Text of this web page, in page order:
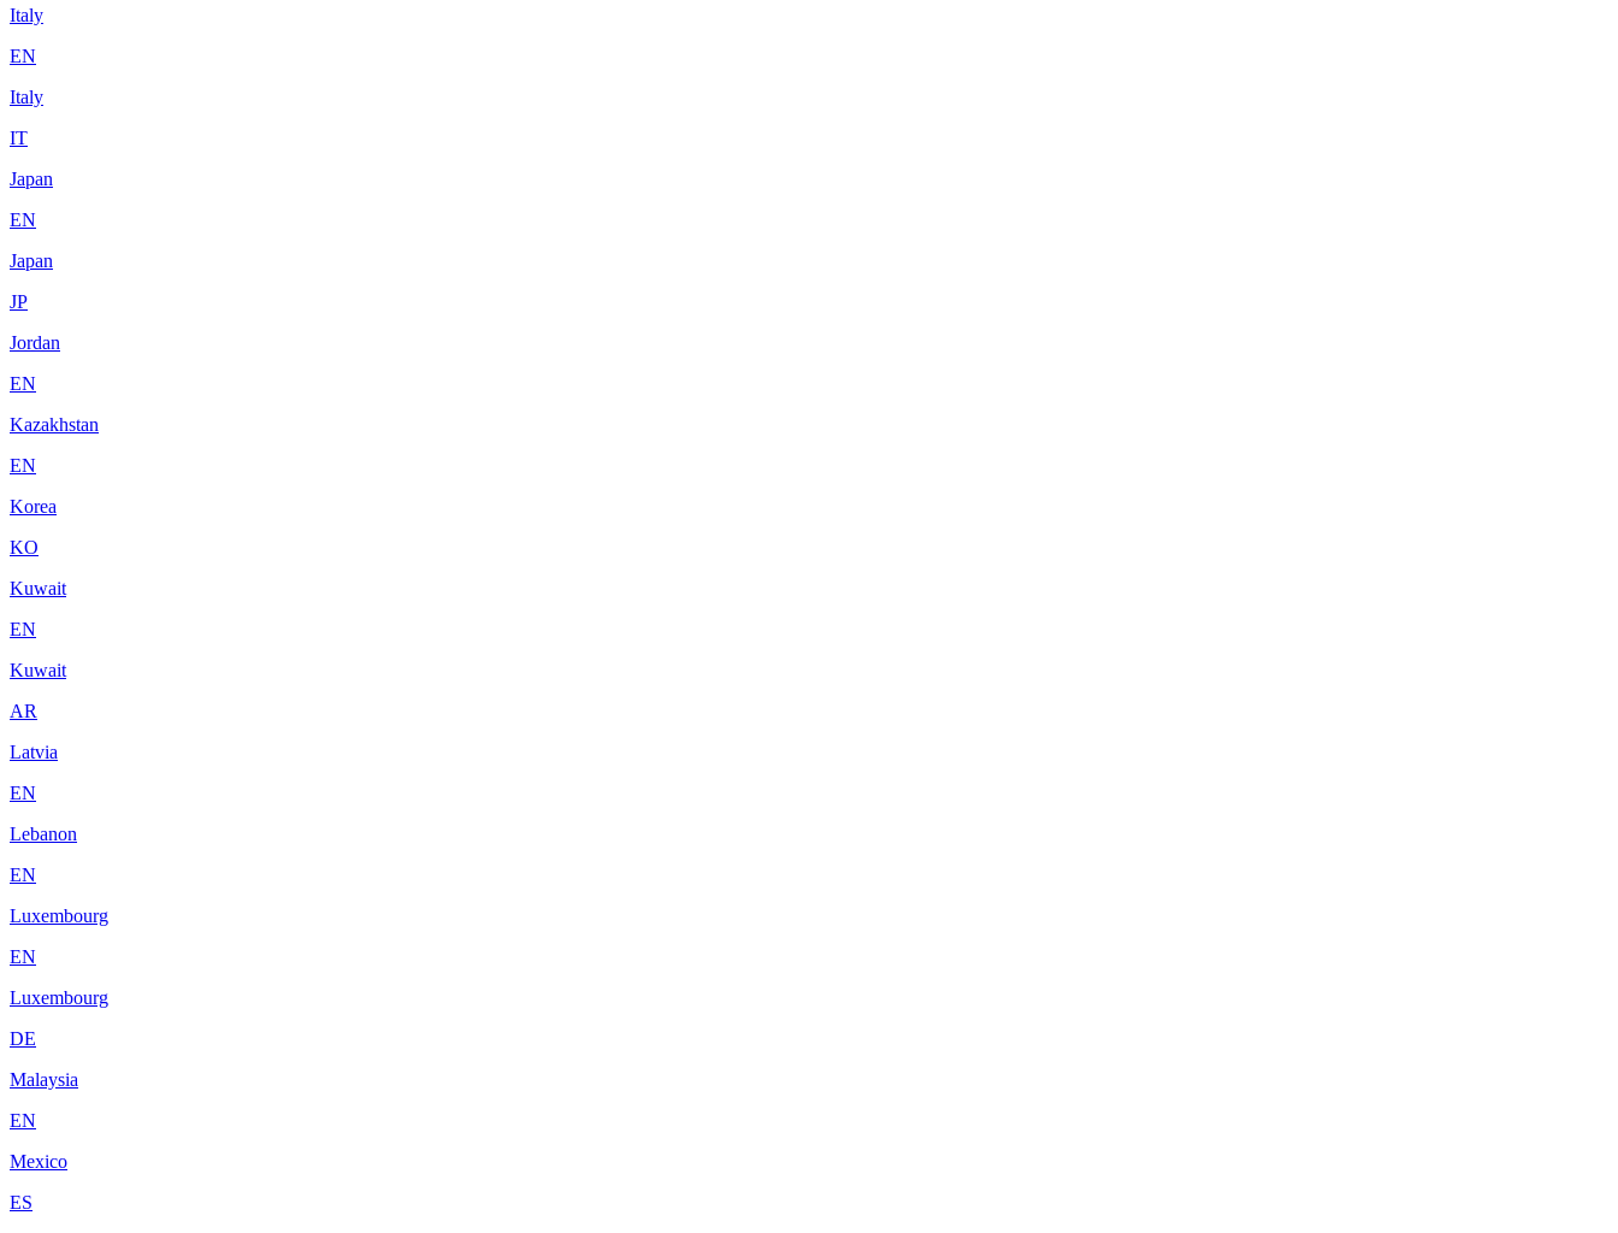
Italy
EN
Italy
IT
Japan
EN
Japan
JP
Jordan
EN
Kazakhstan
EN
Korea
KO
Kuwait
EN
Kuwait
AR
Latvia
EN
Lebanon
EN
Luxembourg
EN
Luxembourg
DE
Malaysia
EN
Mexico
ES